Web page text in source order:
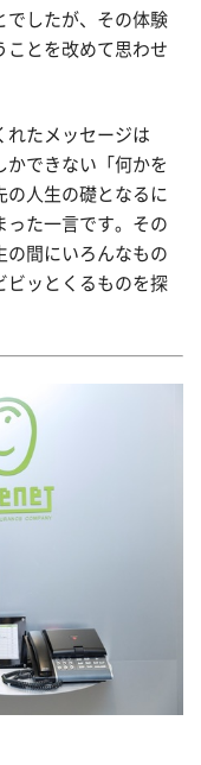
でしたが、その体験
ことを改めて思わせ
れたメッセージは
かできない「何かを
の人生の礎となるに
った一言です。その
の間にいろんなもの
ビッとくるものを探